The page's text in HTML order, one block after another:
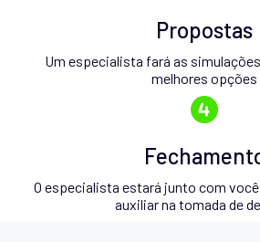
Propostas
Um especialista fará as
melhores opções
O especialista estará junto com
auxiliar na tomada de